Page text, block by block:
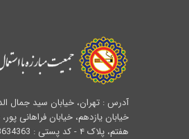
آدرس : تهران، خیابان سید جمال
خیابان یازدهم، خیابان فراهانی
هفتم، پلاک ۴ - کد پستی : 1433634363